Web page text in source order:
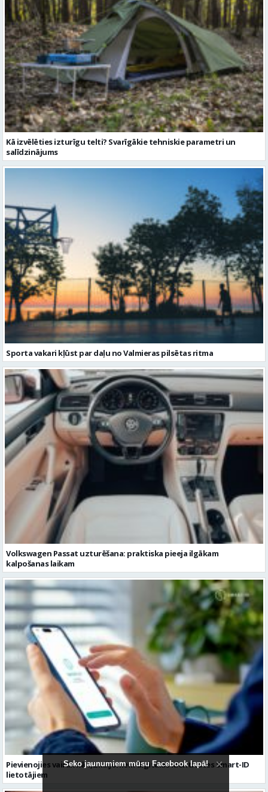
Kā izvēlēties izturīgu telti? Svarīgākie tehniskie parametri un
salīdzinājums
Sporta vakari kļūst par daļu no Valmieras pilsētas ritma
Volkswagen Passat uzturēšana: praktiska pieeja ilgākam
kalpošanas laikam
Pievienojies vairāk kā 1,2 miljoniem digitālās identitātes Smart-ID
lietotājiem
Seko jaunumiem mūsu Facebook lapā!